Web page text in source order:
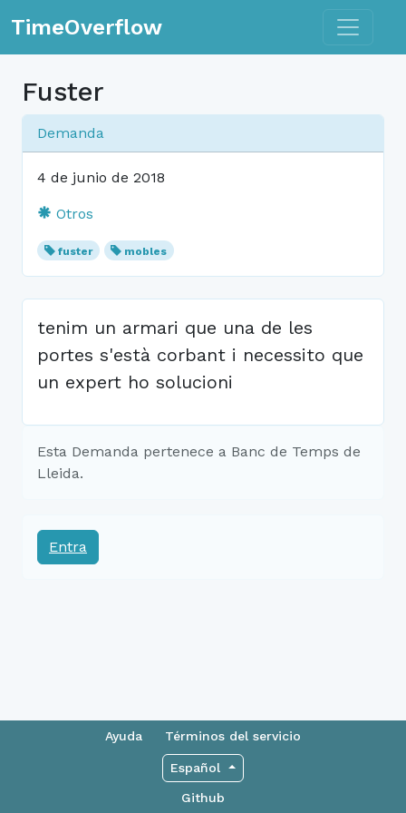
TimeOverflow Toggle
Fuster
Demanda
4 de junio de 2018
Otros
fuster mobles
tenim un armari que una de les
portes s'està corbant i necessito que
un expert ho solucioni
Esta Demanda pertenece a Banc de Temps de
Lleida.
Entra
Ayuda Términos del servicio
Español
Github